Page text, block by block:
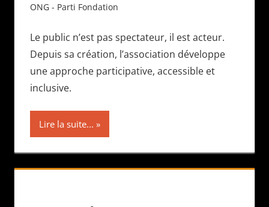
ONG - Parti Fondation
Le public n’est pas spectateur, il est acteur.
Depuis sa création, l’association développe
une approche participative, accessible et
inclusive.
Lire la suite...